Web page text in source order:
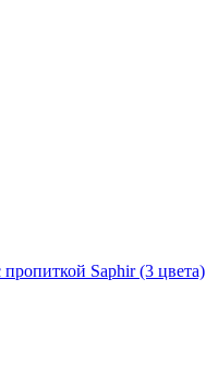
Saphir (3 цвета)